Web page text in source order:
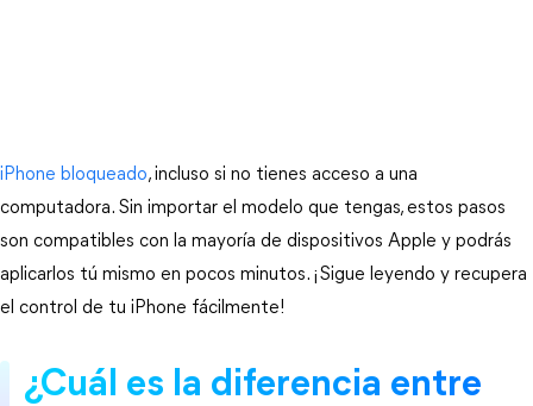
iPhone bloqueado, incluso si no tienes acceso a una
computadora. Sin importar el modelo que tengas, estos pasos
son compatibles con la mayoría de dispositivos Apple y podrás
aplicarlos tú mismo en pocos minutos. ¡Sigue leyendo y recupera
el control de tu iPhone fácilmente!
¿Cuál es la diferencia entre